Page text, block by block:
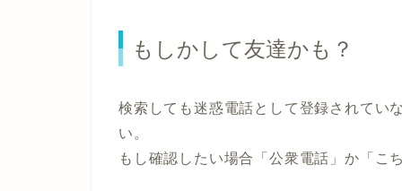
もしかして友達かも？
検索しても迷惑電話として登録されてい
い。
もし確認したい場合「公衆電話」か「こ